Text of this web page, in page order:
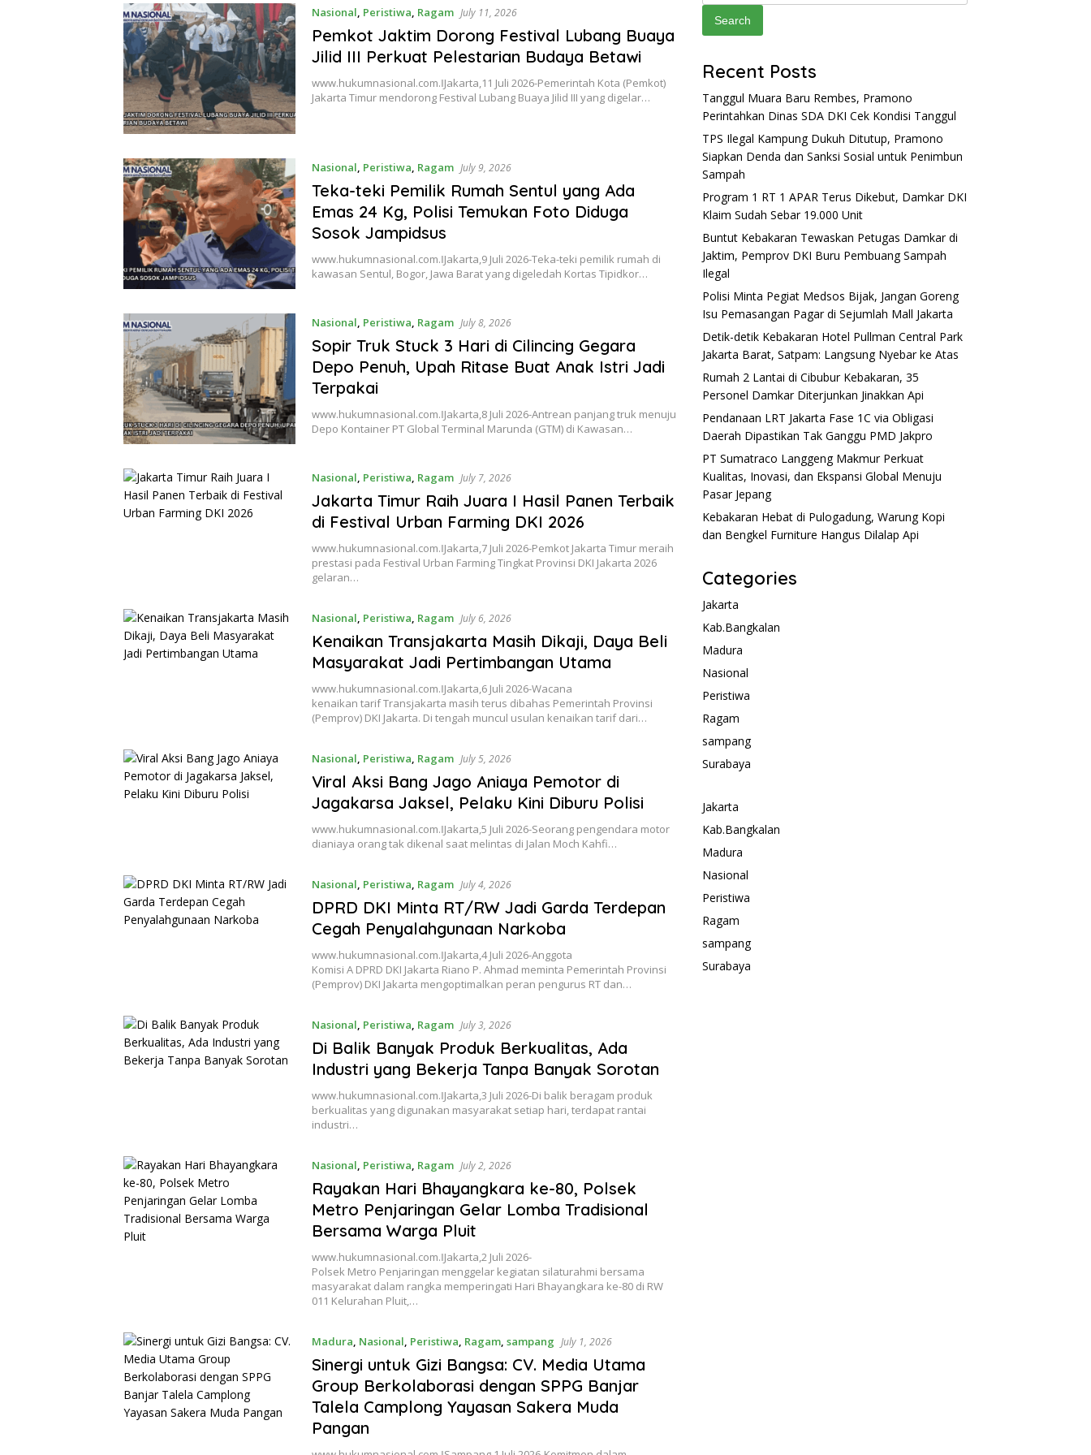
Nasional, Peristiwa, Ragam July 11, 2026
Pemkot Jaktim Dorong Festival Lubang Buaya
Jilid III Perkuat Pelestarian Budaya Betawi
www.hukumnasional.com.ǁJakarta,11 Juli 2026-Pemerintah Kota (Pemkot)
Jakarta Timur mendorong Festival Lubang Buaya Jilid III yang digelar…
Nasional, Peristiwa, Ragam July 9, 2026
Teka-teki Pemilik Rumah Sentul yang Ada
Emas 24 Kg, Polisi Temukan Foto Diduga
Sosok Jampidsus
www.hukumnasional.com.ǁJakarta,9 Juli 2026-Teka-teki pemilik rumah di
kawasan Sentul, Bogor, Jawa Barat yang digeledah Kortas Tipidkor…
Nasional, Peristiwa, Ragam July 8, 2026
Sopir Truk Stuck 3 Hari di Cilincing Gegara
Depo Penuh, Upah Ritase Buat Anak Istri Jadi
Terpakai
www.hukumnasional.com.ǁJakarta,8 Juli 2026-Antrean panjang truk menuju
Depo Kontainer PT Global Terminal Marunda (GTM) di Kawasan…
Nasional, Peristiwa, Ragam July 7, 2026
Jakarta Timur Raih Juara I Hasil Panen Terbaik
di Festival Urban Farming DKI 2026
www.hukumnasional.com.ǁJakarta,7 Juli 2026-Pemkot Jakarta Timur meraih
prestasi pada Festival Urban Farming Tingkat Provinsi DKI Jakarta 2026
gelaran…
Nasional, Peristiwa, Ragam July 6, 2026
Kenaikan Transjakarta Masih Dikaji, Daya Beli
Masyarakat Jadi Pertimbangan Utama
www.hukumnasional.com.ǁJakarta,6 Juli 2026-Wacana
kenaikan tarif Transjakarta masih terus dibahas Pemerintah Provinsi
(Pemprov) DKI Jakarta. Di tengah muncul usulan kenaikan tarif dari…
Nasional, Peristiwa, Ragam July 5, 2026
Viral Aksi Bang Jago Aniaya Pemotor di
Jagakarsa Jaksel, Pelaku Kini Diburu Polisi
www.hukumnasional.com.ǁJakarta,5 Juli 2026-Seorang pengendara motor
dianiaya orang tak dikenal saat melintas di Jalan Moch Kahfi…
Nasional, Peristiwa, Ragam July 4, 2026
DPRD DKI Minta RT/RW Jadi Garda Terdepan
Cegah Penyalahgunaan Narkoba
www.hukumnasional.com.ǁJakarta,4 Juli 2026-Anggota
Komisi A DPRD DKI Jakarta Riano P. Ahmad meminta Pemerintah Provinsi
(Pemprov) DKI Jakarta mengoptimalkan peran pengurus RT dan…
Nasional, Peristiwa, Ragam July 3, 2026
Di Balik Banyak Produk Berkualitas, Ada
Industri yang Bekerja Tanpa Banyak Sorotan
www.hukumnasional.com.ǁJakarta,3 Juli 2026-Di balik beragam produk
berkualitas yang digunakan masyarakat setiap hari, terdapat rantai
industri…
Nasional, Peristiwa, Ragam July 2, 2026
Rayakan Hari Bhayangkara ke-80, Polsek
Metro Penjaringan Gelar Lomba Tradisional
Bersama Warga Pluit
www.hukumnasional.com.ǁJakarta,2 Juli 2026-
Polsek Metro Penjaringan menggelar kegiatan silaturahmi bersama
masyarakat dalam rangka memperingati Hari Bhayangkara ke-80 di RW
011 Kelurahan Pluit,…
Madura, Nasional, Peristiwa, Ragam, sampang July 1, 2026
Sinergi untuk Gizi Bangsa: CV. Media Utama
Group Berkolaborasi dengan SPPG Banjar
Talela Camplong Yayasan Sakera Muda
Pangan
Search
Recent Posts
Tanggul Muara Baru Rembes, Pramono
Perintahkan Dinas SDA DKI Cek Kondisi Tanggul
TPS Ilegal Kampung Dukuh Ditutup, Pramono
Siapkan Denda dan Sanksi Sosial untuk Penimbun
Sampah
Program 1 RT 1 APAR Terus Dikebut, Damkar DKI
Klaim Sudah Sebar 19.000 Unit
Buntut Kebakaran Tewaskan Petugas Damkar di
Jaktim, Pemprov DKI Buru Pembuang Sampah
Ilegal
Polisi Minta Pegiat Medsos Bijak, Jangan Goreng
Isu Pemasangan Pagar di Sejumlah Mall Jakarta
Detik-detik Kebakaran Hotel Pullman Central Park
Jakarta Barat, Satpam: Langsung Nyebar ke Atas
Rumah 2 Lantai di Cibubur Kebakaran, 35
Personel Damkar Diterjunkan Jinakkan Api
Pendanaan LRT Jakarta Fase 1C via Obligasi
Daerah Dipastikan Tak Ganggu PMD Jakpro
PT Sumatraco Langgeng Makmur Perkuat
Kualitas, Inovasi, dan Ekspansi Global Menuju
Pasar Jepang
Kebakaran Hebat di Pulogadung, Warung Kopi
dan Bengkel Furniture Hangus Dilalap Api
Categories
Jakarta
Kab.Bangkalan
Madura
Nasional
Peristiwa
Ragam
sampang
Surabaya
Jakarta
Kab.Bangkalan
Madura
Nasional
Peristiwa
Ragam
sampang
Surabaya